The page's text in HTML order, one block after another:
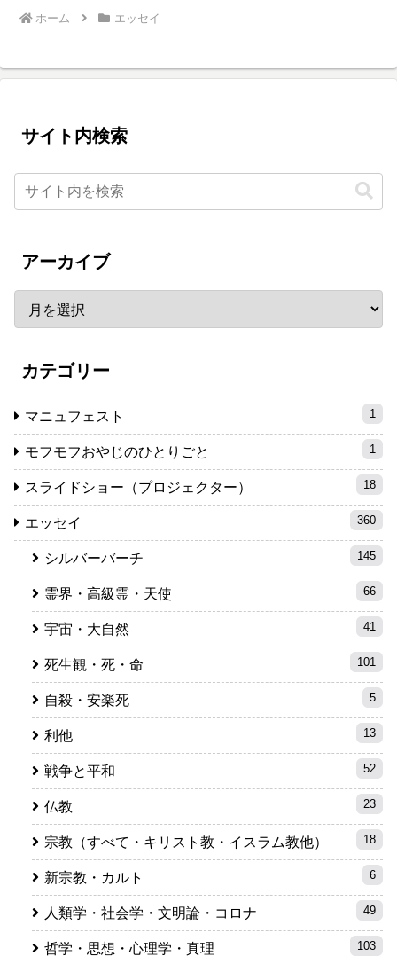
ホーム エッセイ
サイト内検索
アーカイブ
カテゴリー
マニュフェスト 1
モフモフおやじのひとりごと 1
スライドショー（プロジェクター） 18
エッセイ 360
シルバーバーチ 145
霊界・高級霊・天使 66
宇宙・大自然 41
死生観・死・命 101
自殺・安楽死 5
利他 13
戦争と平和 52
仏教 23
宗教（すべて・キリスト教・イスラム教他） 18
新宗教・カルト 6
人類学・社会学・文明論・コロナ 49
哲学・思想・心理学・真理 103